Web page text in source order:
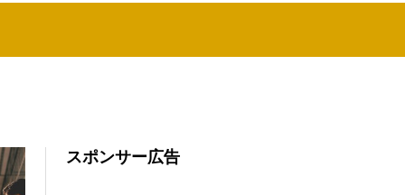
スポンサー広告